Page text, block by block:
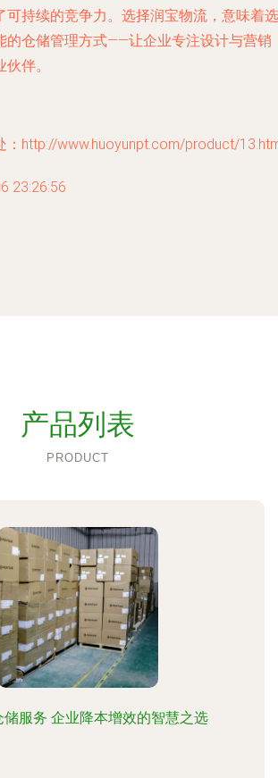
可持续的竞争力。选择润宝物流，意味着选
的仓储管理方式——让企业专注设计与营销
伴。
：http://www.huoyunpt.com/product/
23:26:56
产品列表
PRODUCT
储服务 企业降本增效的智慧之选